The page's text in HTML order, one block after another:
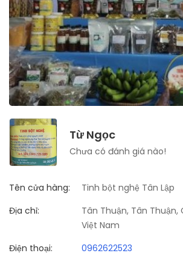
Từ Ngọc
Chưa có đánh giá nào!
Tên cửa hàng:
Tinh bột nghệ Tân Lập
Địa chỉ:
Tân Thuận, Tân Thuận,
Việt Nam
Điện thoại:
0962622523